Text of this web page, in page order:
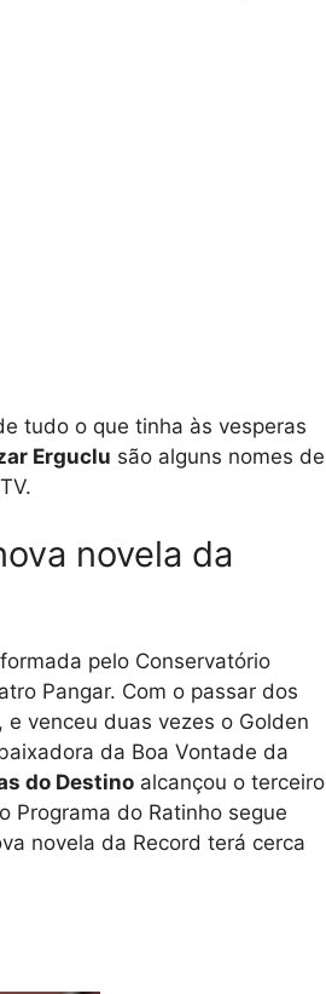
tudo o que tinha às vesperas
Erguclu são alguns nomes de
novela da
pelo Conservatório
Pangar. Com o passar dos
venceu duas vezes o Golden
da Boa Vontade da
do Destino alcançou o terceiro
Programa do Ratinho segue
novela da Record terá cerca